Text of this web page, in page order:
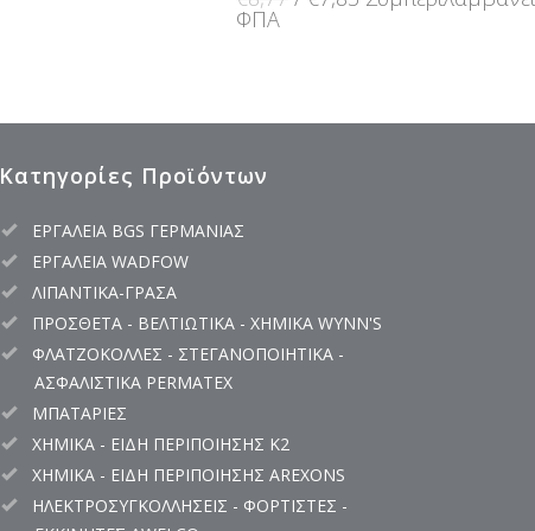
price τρέχουσα
ΦΠΑ
Κατηγορίες Προϊόντων
ΕΡΓΑΛΕΙΑ BGS ΓΕΡΜΑΝΙΑΣ
ΕΡΓΑΛΕΙΑ WADFOW
ΛΙΠΑΝΤΙΚΑ-ΓΡΑΣΑ
ΠΡΟΣΘΕΤΑ - ΒΕΛΤΙΩΤΙΚΑ - ΧΗΜΙΚΑ WYNN'S
ΦΛΑΤΖΟΚΟΛΛΕΣ - ΣΤΕΓΑΝΟΠΟΙΗΤΙΚΑ -
ΑΣΦΑΛΙΣΤΙΚΑ PERMATEX
ΜΠΑΤΑΡΙΕΣ
ΧΗΜΙΚΑ - ΕΙΔΗ ΠΕΡΙΠΟΙΗΣΗΣ K2
ΧΗΜΙΚΑ - ΕΙΔΗ ΠΕΡΙΠΟΙΗΣΗΣ AREXONS
ΗΛΕΚΤΡΟΣΥΓΚΟΛΛΗΣΕΙΣ - ΦΟΡΤΙΣΤΕΣ -